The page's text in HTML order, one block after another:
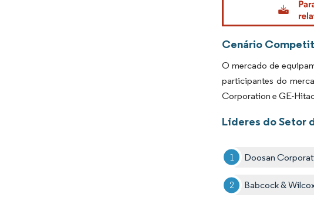
Cenário
O mercado de
participantes do
Corporation e GE-
Líderes do Setor
Doosan
Babcock &